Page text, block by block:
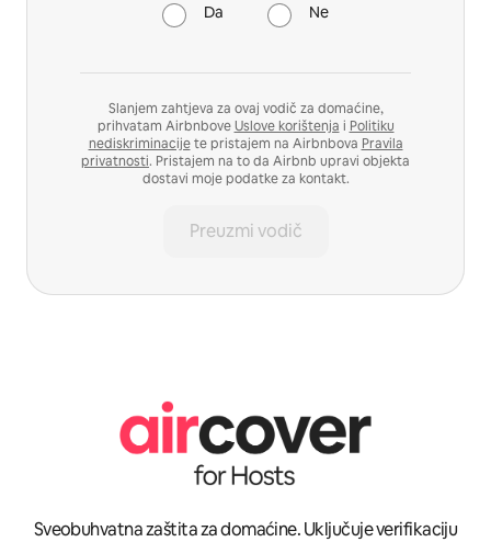
Da Ne
Slanjem zahtjeva za ovaj vodič za domaćine,
prihvatam AirbnboveUslove korištenja i Politiku
nediskriminacijete pristajem na Airbnbova Pravila
privatnosti. Pristajem na to da Airbnb upravi objekta
dostavi moje podatke za kontakt.
Preuzmi vodič
Sveobuhvatna zaštita za domaćine. Uključuje verifikaciju